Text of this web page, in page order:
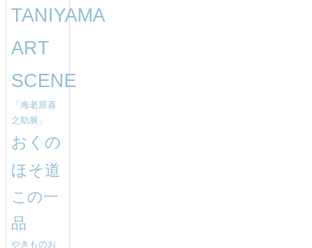
TANIYAMA
ART
SCENE
「海老原喜
之助展」
おくの
ほそ道
この一
品
やきものお